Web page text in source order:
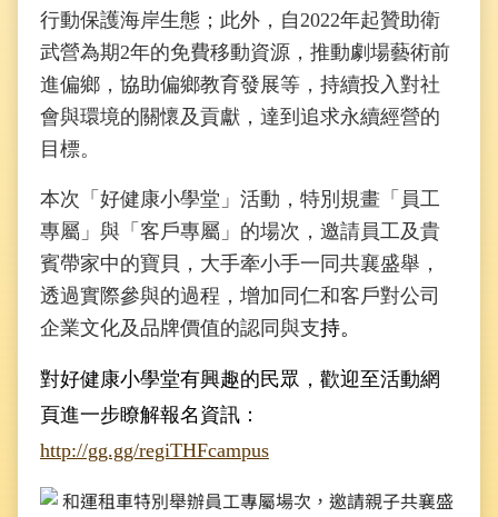
行動保護海岸生態；此外，自2022年起贊助衛
武營為期2年的免費移動資源，推動劇場藝術前
進偏鄉，協助偏鄉教育發展等，持續投入對社
會與環境的關懷及貢獻，達到追求永續經營的
目標。
本次「好健康小學堂」活動，特別規畫「員工
專屬」與「客戶專屬」的場次，邀請員工及貴
賓帶家中的寶貝，大手牽小手一同共襄盛舉，
透過實際參與的過程，增加同仁和客戶對公司
企業文化及品牌價值的認同與支持。
對好健康小學堂有興趣的民眾，歡迎至活動網
頁進一步瞭解報名資訊：
http://gg.gg/regiTHFcampus